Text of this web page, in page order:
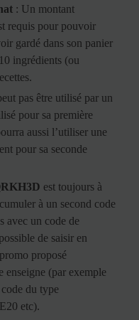
: Un montant
requis pour pouvoir
gardé dans son panier
ingrédients (ou
pas être utilisé par un
pour sa première
aussi l’utiliser une
pour sa seconde
est toujours à
à un second code
avec un code de
de saisir en
proposé
enseigne (par exemple
du type
etc).